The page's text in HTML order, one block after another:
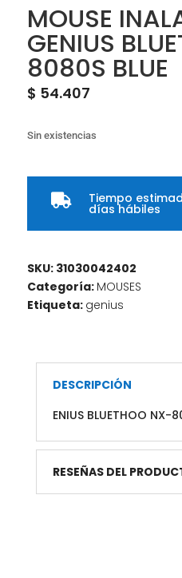
MOUSE
GENIUS
8080S BLUE
$ 54.407
Sin existencias
 Tiempo
días hábiles
SKU: 31030042402
Categoría: MOUSES
Etiqueta: genius
DESCRIPCIÓN
ENIUS BLUETHOO NX-
RESEÑAS DEL